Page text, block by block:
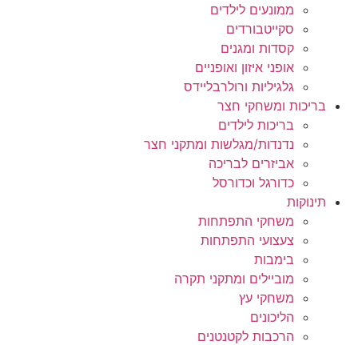
ממונעים לילדים
סקייטבורדים
קסדות ומגנים
אופני איזון ואופניים
גלגיליות ורולרבליידס
בריכות ומשחקי חצר
בריכות לילדים
נדנדות/מגלשות ומתקני חצר
אביזרים לבריכה
כדורגל וכדורסל
תינוקות
משחקי התפתחות
צעצועי התפתחות
בימבות
מוביילים ומתקני תקרה
משחקי עץ
הליכונים
הרכבות לקטנטנים